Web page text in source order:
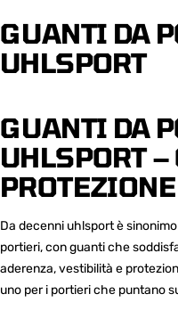
GUANTI DA
UHLSPORT
GUANTI DA
UHLSPORT –
Da decenni uhlsport è
portieri, con guanti che
aderenza, vestibilità e
uno per i portieri che puntano